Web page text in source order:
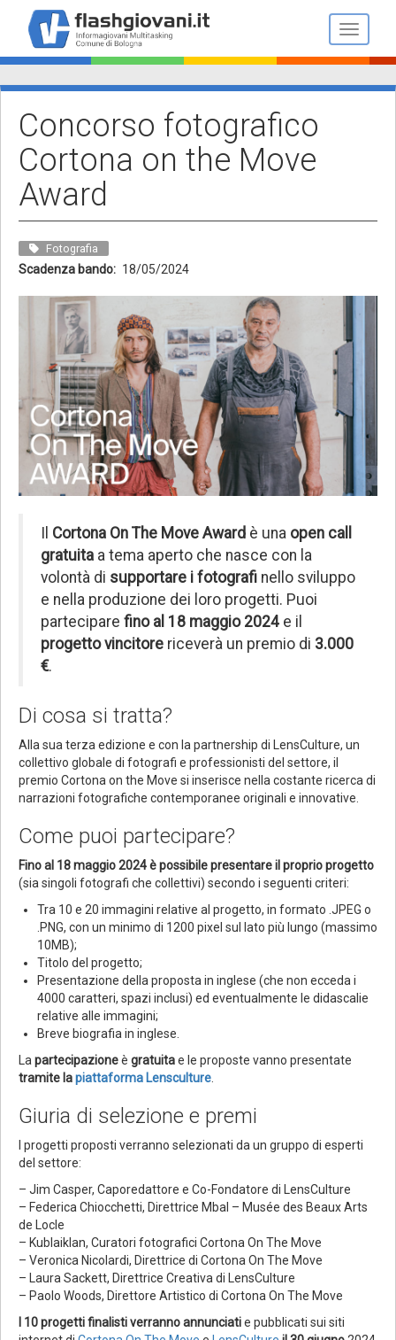
contenuto
principale
Toggle
Concorso fotografico
Cortona on the Move
Award
Fotografia
Scadenza bando 18/05/2024
Il Cortona On The Move Award è una open call
gratuita a tema aperto che nasce con la
volontà di supportare i fotografi nello sviluppo
e nella produzione dei loro progetti. Puoi
partecipare fino al 18 maggio 2024 e il
progetto vincitore riceverà un premio di 3.000
€.
Di cosa si tratta?
Alla sua terza edizione e con la partnership di LensCulture, un
collettivo globale di fotografi e professionisti del settore, il
premio Cortona on the Move si inserisce nella costante ricerca di
narrazioni fotografiche contemporanee originali e innovative.
Come puoi partecipare?
Fino al 18 maggio 2024 è possibile presentare il proprio progetto
(sia singoli fotografi che collettivi) secondo i seguenti criteri:
Tra 10 e 20 immagini relative al progetto, in formato .JPEG o
.PNG, con un minimo di 1200 pixel sul lato più lungo (massimo
10MB);
Titolo del progetto;
Presentazione della proposta in inglese (che non ecceda i
4000 caratteri, spazi inclusi) ed eventualmente le didascalie
relative alle immagini;
Breve biografia in inglese.
La partecipazioneè gratuitae le proposte vanno presentate
tramite lapiattaforma Lensculture
Giuria di selezione e premi
I progetti proposti verranno selezionati da un gruppo di esperti
del settore:
– Jim Casper, Caporedattore e Co-Fondatore di LensCulture
– Federica Chiocchetti, Direttrice Mbal – Musée des Beaux Arts
de Locle
– Kublaiklan, Curatori fotografici Cortona On The Move
– Veronica Nicolardi, Direttrice di Cortona On The Move
– Laura Sackett, Direttrice Creativa di LensCulture
– Paolo Woods, Direttore Artistico di Cortona On The Move
I 10 progetti finalisti verranno annunciatie pubblicati sui siti